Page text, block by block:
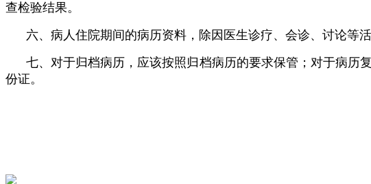
查检验结果。
六、病人住院期间的病历资料，除因医生诊疗、会诊、讨论等
七、对于归档病历，应该按照归档病历的要求保管；对于病历
份证。